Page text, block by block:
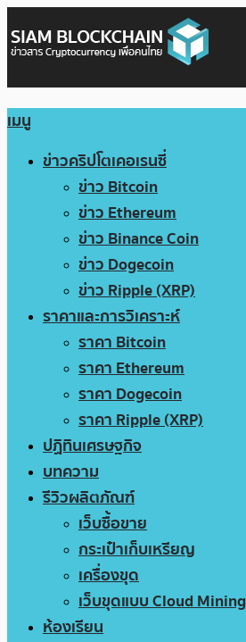
เมนู
ข่าวคริปโตเคอเรนซี่
ข่าว Bitcoin
ข่าว Ethereum
ข่าว Binance Coin
ข่าว Dogecoin
ข่าว Ripple (XRP)
ราคาและการวิเคราะห์
ราคา Bitcoin
ราคา Ethereum
ราคา Dogecoin
ราคา Ripple (XRP)
ปฏิทินเศรษฐกิจ
บทความ
รีวิวผลิตภัณฑ์
เว็บซื้อขาย
กระเป๋าเก็บเหรียญ
เครื่องขุด
เว็บขุดแบบ Cloud Mining
ห้องเรียน